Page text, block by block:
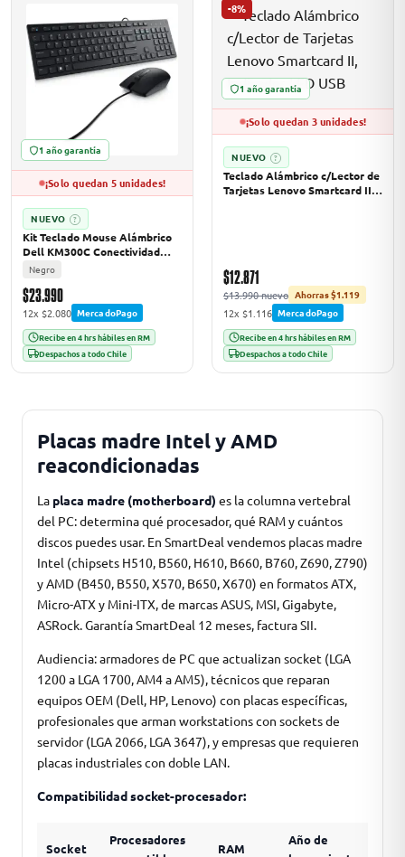
1 año garantía
¡Solo quedan 5 unidades!
NUEVO ?
Kit Teclado Mouse Alámbrico
Dell KM300C Conectividad
USB Cable 1.8 mts Negro
Negro
$23.990
12x $2.080 MercadoPago
Recibe en 4 hrs hábiles en RM
Despachos a todo Chile
-8%
1 año garantía
¡Solo quedan 3 unidades!
NUEVO ?
Teclado Alámbrico c/Lector de
Tarjetas Lenovo Smartcard II,
$12.871
$13.990 nuevo Ahorras $1.119
12x $1.116 MercadoPago
Recibe en 4 hrs hábiles en RM
Despachos a todo Chile
Placas madre Intel y AMD
reacondicionadas
La placa madre (motherboard) es la columna vertebral
del PC: determina qué procesador, qué RAM y cuántos
discos puedes usar. En SmartDeal vendemos placas madre
Intel (chipsets H510, B560, H610, B660, B760, Z690, Z790)
y AMD (B450, B550, X570, B650, X670) en formatos ATX,
Micro-ATX y Mini-ITX, de marcas ASUS, MSI, Gigabyte,
ASRock. Garantía SmartDeal 12 meses, factura SII.
Audiencia: armadores de PC que actualizan socket (LGA
1200 a LGA 1700, AM4 a AM5), técnicos que reparan
equipos OEM (Dell, HP, Lenovo) con placas específicas,
profesionales que arman workstations con sockets de
servidor (LGA 2066, LGA 3647), y empresas que requieren
placas industriales con doble LAN.
Compatibilidad socket-procesador:
Socket
Procesadores
RAM
Año de